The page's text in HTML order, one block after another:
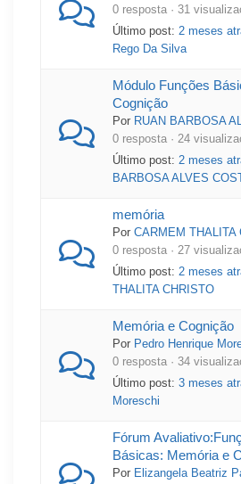
0 resposta · 31
Último post: 2 meses
Rego Da Silva
Módulo Funções
Cognição
Por RUAN BARBOSA
0 resposta · 24
Último post: 2 meses
BARBOSA ALVES
memória
Por CARMEM THALITA
0 resposta · 27
Último post: 2 meses
THALITA CHRISTO
Memória e Cognição
Por Pedro Henrique
0 resposta · 34
Último post: 3 meses
Moreschi
Fórum
Básicas: Memória e
Por Elizangela Beatriz